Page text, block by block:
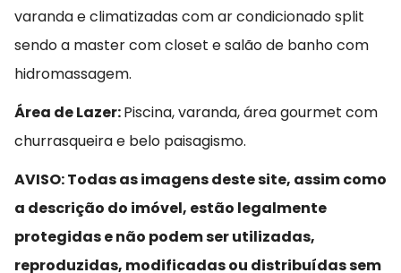
varanda e climatizadas com ar condicionado split
sendo a master com closet e salão de banho com
hidromassagem.
Área de Lazer:Piscina, varanda, área gourmet com
churrasqueira e belo paisagismo.
AVISO: Todas as imagens deste site, assim como
a descrição do imóvel, estão legalmente
protegidas e não podem ser utilizadas,
reproduzidas, modificadas ou distribuídas sem